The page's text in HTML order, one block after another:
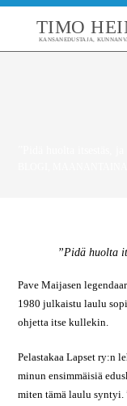
TIMO
KANSANEDUSTAJA,
”Pidä huolta
Pave Maijasen
1980 julkaistu laulu
ohjetta itse kullekin.
Pelastakaa Lapset ry:n
minun ensimmäisiä
miten tämä laulu syntyi.